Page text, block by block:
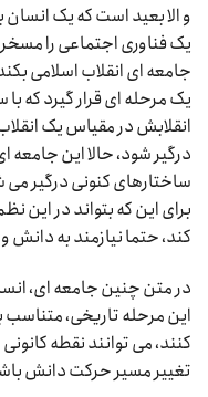
و الا بعید است که یک انسان
یک فناوری اجتماعی را
جامعه ای انقلاب اسلامی
یک مرحله ای قرار گیرد که
انقلابش در مقیاس یک
درگیر شود، حالا این
ساختارهای کنونی درگیر
برای این که بتواند در این
کند، حتما نیازمند به
در متن چنین جامعه ای،
این مرحله تاریخی،
کنند، می توانند نقطه
تغییر مسیر حرکت دانش